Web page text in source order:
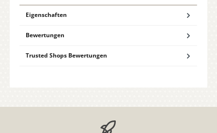
Eigenschaften
Bewertungen
Trusted Shops Bewertungen